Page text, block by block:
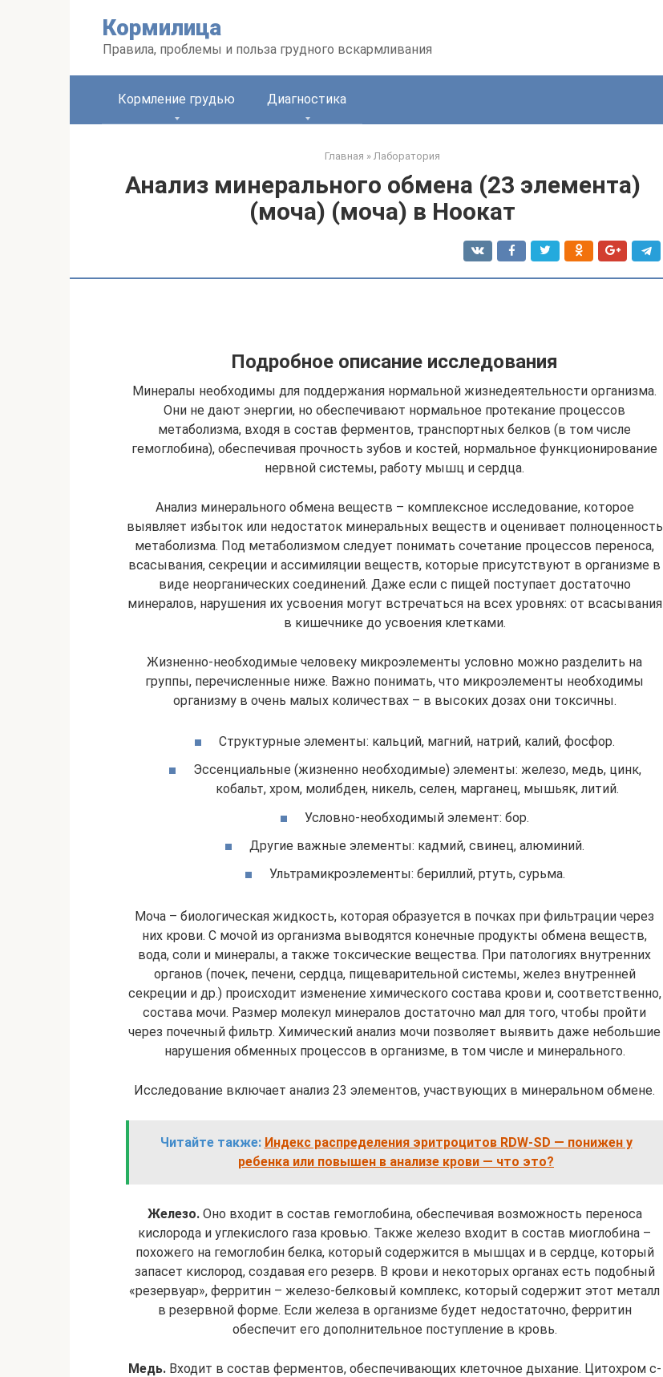
Кормилица
Правила, проблемы и польза грудного вскармливания
Кормление грудью Диагностика
Главная » Лаборатория
Анализ минерального обмена (23 элемента)
(моча) (моча) в Ноокат
Подробное описание исследования
Минералы необходимы для поддержания нормальной жизнедеятельности организма.
Они не дают энергии, но обеспечивают нормальное протекание процессов
метаболизма, входя в состав ферментов, транспортных белков (в том числе
гемоглобина), обеспечивая прочность зубов и костей, нормальное функционирование
нервной системы, работу мышц и сердца.
Анализ минерального обмена веществ – комплексное исследование, которое
выявляет избыток или недостаток минеральных веществ и оценивает полноценность
метаболизма. Под метаболизмом следует понимать сочетание процессов переноса,
всасывания, секреции и ассимиляции веществ, которые присутствуют в организме в
виде неорганических соединений. Даже если с пищей поступает достаточно
минералов, нарушения их усвоения могут встречаться на всех уровнях: от всасывания
в кишечнике до усвоения клетками.
Жизненно-необходимые человеку микроэлементы условно можно разделить на
группы, перечисленные ниже. Важно понимать, что микроэлементы необходимы
организму в очень малых количествах – в высоких дозах они токсичны.
Структурные элементы: кальций, магний, натрий, калий, фосфор.
Эссенциальные (жизненно необходимые) элементы: железо, медь, цинк,
кобальт, хром, молибден, никель, селен, марганец, мышьяк, литий.
Условно-необходимый элемент: бор.
Другие важные элементы: кадмий, свинец, алюминий.
Ультрамикроэлементы: бериллий, ртуть, сурьма.
Моча – биологическая жидкость, которая образуется в почках при фильтрации через
них крови. С мочой из организма выводятся конечные продукты обмена веществ,
вода, соли и минералы, а также токсические вещества. При патологиях внутренних
органов (почек, печени, сердца, пищеварительной системы, желез внутренней
секреции и др.) происходит изменение химического состава крови и, соответственно,
состава мочи. Размер молекул минералов достаточно мал для того, чтобы пройти
через почечный фильтр. Химический анализ мочи позволяет выявить даже небольшие
нарушения обменных процессов в организме, в том числе и минерального.
Исследование включает анализ 23 элементов, участвующих в минеральном обмене.
Читайте также: Индекс распределения эритроцитов RDW-SD — понижен у
ребенка или повышен в анализе крови — что это?
Железо.Оно входит в состав гемоглобина, обеспечивая возможность переноса
кислорода и углекислого газа кровью. Также железо входит в состав миоглобина –
похожего на гемоглобин белка, который содержится в мышцах и в сердце, который
запасет кислород, создавая его резерв. В крови и некоторых органах есть подобный
«резервуар», ферритин – железо-белковый комплекс, который содержит этот металл
в резервной форме. Если железа в организме будет недостаточно, ферритин
обеспечит его дополнительное поступление в кровь.
Медь.Входит в состав ферментов, обеспечивающих клеточное дыхание. Цитохром с-